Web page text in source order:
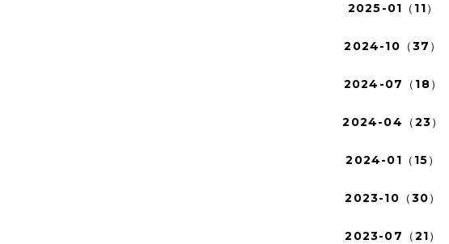
2025-01（11）
2024-10（37）
2024-07（18）
2024-04（23）
2024-01（15）
2023-10（30）
2023-07（21）